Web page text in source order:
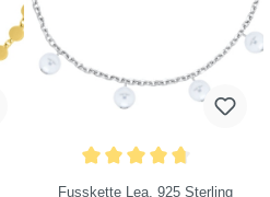
Fusskette Lea, 925 Sterling